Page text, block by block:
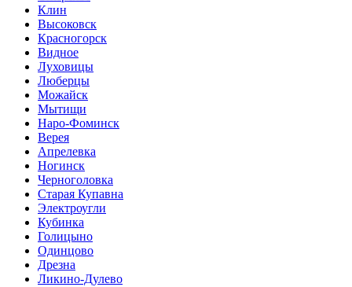
Клин
Высоковск
Красногорск
Видное
Луховицы
Люберцы
Можайск
Мытищи
Наро-Фоминск
Верея
Апрелевка
Ногинск
Черноголовка
Старая Купавна
Электроугли
Кубинка
Голицыно
Одинцово
Дрезна
Ликино-Дулево